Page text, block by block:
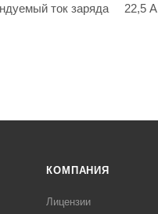
ток заряда 22,5 А
КОМПАНИЯ
Лицензии